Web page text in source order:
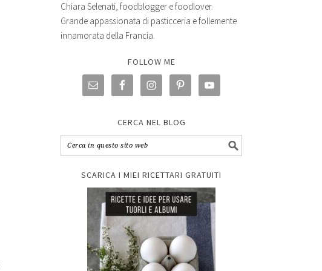
Chiara Selenati, foodblogger e foodlover.
Grande appassionata di pasticceria e follemente
innamorata della Francia.
FOLLOW ME
CERCA NEL BLOG
SCARICA I MIEI RICETTARI GRATUITI